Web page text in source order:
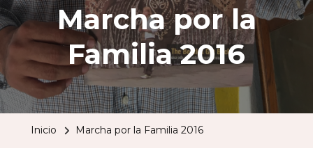
Marcha por la
Familia 2016
Inicio Marcha por la Familia 2016